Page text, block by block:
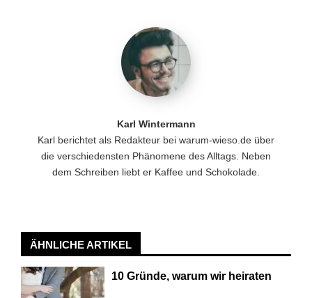
Karl Wintermann
Karl berichtet als Redakteur bei warum-wieso.de über
die verschiedensten Phänomene des Alltags. Neben
dem Schreiben liebt er Kaffee und Schokolade.
ÄHNLICHE ARTIKEL
10 Gründe, warum wir heiraten